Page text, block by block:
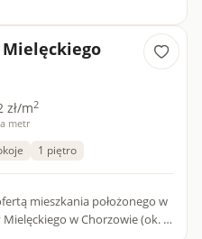
zł/m2
metr
1 piętro
mieszkania położonego w
w Chorzowie (ok. 1